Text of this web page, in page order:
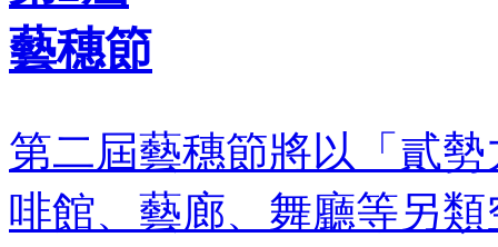
藝穗節
第二屆藝穗節將以「貳
啡館、藝廊、舞廳等另